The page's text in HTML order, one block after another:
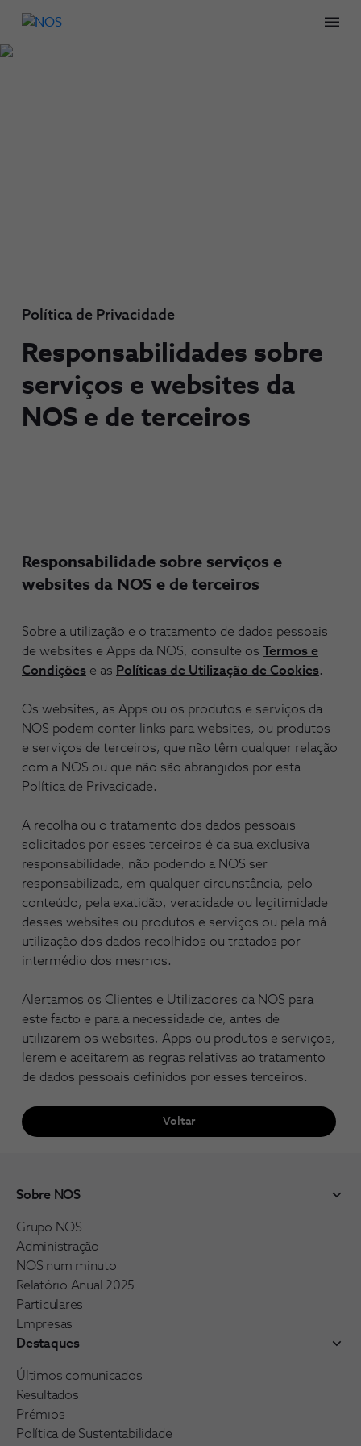
Política de Privacidade
Responsabilidades sobre
serviços e websites da
NOS e de terceiros
Responsabilidade sobre serviços e
websites da NOS e de terceiros
Sobre a utilização e o tratamento de dados pessoais
de websites e Apps da NOS, consulte os Termos e
Condições e as Políticas de Utilização de Cookies.
Os websites, as Apps ou os produtos e serviços da
NOS podem conter links para websites, ou produtos
e serviços de terceiros, que não têm qualquer relação
com a NOS ou que não são abrangidos por esta
Política de Privacidade.
A recolha ou o tratamento dos dados pessoais
solicitados por esses terceiros é da sua exclusiva
responsabilidade, não podendo a NOS ser
responsabilizada, em qualquer circunstância, pelo
conteúdo, pela exatidão, veracidade ou legitimidade
desses websites ou produtos e serviços ou pela má
utilização dos dados recolhidos ou tratados por
intermédio dos mesmos.
Alertamos os Clientes e Utilizadores da NOS para
este facto e para a necessidade de, antes de
utilizarem os websites, Apps ou produtos e serviços,
lerem e aceitarem as regras relativas ao tratamento
de dados pessoais definidos por esses terceiros.
Voltar
Sobre NOS
Grupo NOS
Administração
NOS num minuto
Relatório Anual 2025
Particulares
Empresas
Destaques
Últimos comunicados
Resultados
Prémios
Política de Sustentabilidade